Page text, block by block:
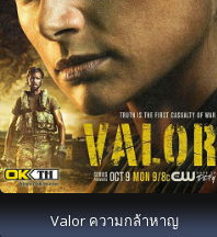
Valor ความกล้าหาญ